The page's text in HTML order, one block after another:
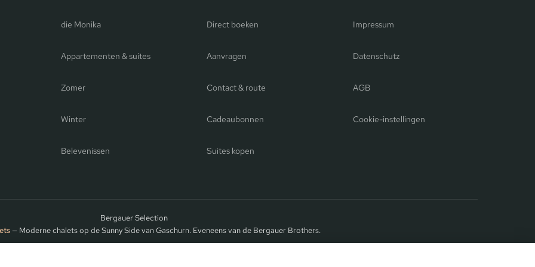
die Monika
Appartementen & suites
Zomer
Winter
Belevenissen
Direct boeken
Aanvragen
Contact & route
Cadeaubonnen
Suites kopen
Impressum
Datenschutz
AGB
Cookie-instellingen
Bergauer Selection
— Moderne chalets op de Sunny Side van Gaschurn. Eveneens van de Bergauer Brothers.